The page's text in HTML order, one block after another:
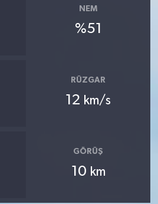
NEM
%51
RÜZGAR
12 km/s
GÖRÜŞ
10 km